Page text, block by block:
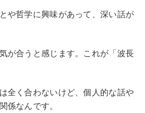
や哲学に興味があって、深い話が
が合うと感じます。これが「波長
全く合わないけど、個人的な話や
係なんです。